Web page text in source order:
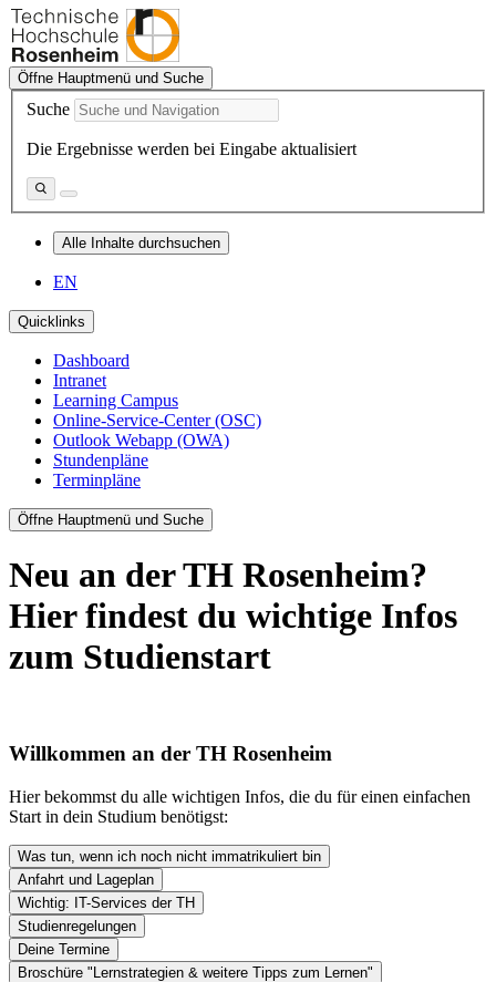
Öffne Hauptmenü und Suche
Suche
Die Ergebnisse werden bei Eingabe aktualisiert
Alle Inhalte durchsuchen
EN
Quicklinks
Dashboard
Intranet
Learning Campus
Online-Service-Center (OSC)
Outlook Webapp (OWA)
Stundenpläne
Terminpläne
Öffne Hauptmenü und Suche
Neu an der TH Rosenheim?
Hier findest du wichtige Infos
zum Studienstart
Willkommen an der TH Rosenheim
Hier bekommst du alle wichtigen Infos, die du für einen einfachen
Start in dein Studium benötigst:
Was tun, wenn ich noch nicht immatrikuliert bin
Anfahrt und Lageplan
Wichtig: IT-Services der TH
Studienregelungen
Deine Termine
Broschüre "Lernstrategien & weitere Tipps zum Lernen"